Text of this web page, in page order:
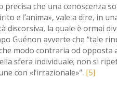
che una conoscenza
e l’anima», vale a dire, in
discorsiva, la quale è ormai
Guénon avverte che “tale
modo contraria od opposta
sfera individuale; non si
con «l’irrazionale»”. [5]